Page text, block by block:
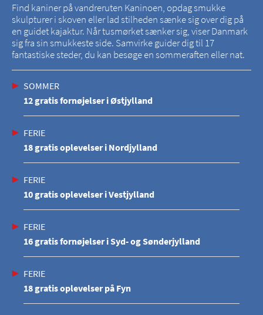
Find kaniner på vandreruten Kaninoen, opdag smukke
skulpturer i skoven eller lad stilheden sænke sig over dig på
en guidet kajaktur. Når tusmørket sænker sig, viser Danmark
sig fra sin smukkeste side. Samvirke guider dig til 17
fantastiske steder, du kan besøge en sommeraften eller nat.
SOMMER
12 gratis fornøjelser i Østjylland
FERIE
18 gratis oplevelser i Nordjylland
FERIE
10 gratis oplevelser i Vestjylland
FERIE
16 gratis fornøjelser i Syd- og Sønderjylland
FERIE
18 gratis oplevelser på Fyn